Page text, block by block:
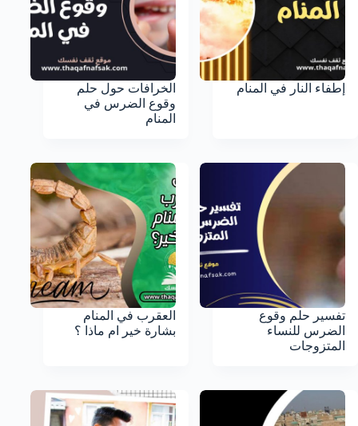
إطفاء النار في المنام
الخرافات حول حلم
وقوع الضرس في
المنام
تفسير حلم وقوع
الضرس للنساء
المتزوجات
العقرب في المنام
بشارة خير ام ماذا ؟